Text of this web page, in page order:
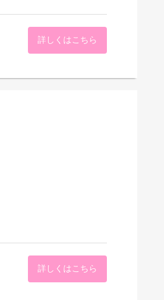
詳しくはこちら
詳しくはこちら